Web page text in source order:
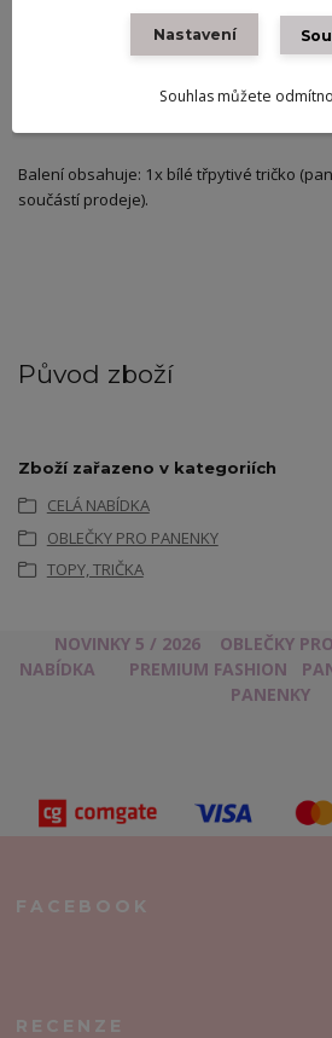
29–30 cm (např. Barbie).
​Balení obsahuje: 1x bílé třpytivé tričko
součástí prodeje).
Původ zboží
Zboží zařazeno v kategoriích
CELÁ NABÍDKA
OBLEČKY PRO PANENKY
TOPY, TRIČKA
NOVINKY 5 / 2026 OBLEČKY
NABÍDKA
PREMIUM FASHION
PANENKY
FACEBOOK
RECENZE
Nastavení
Souhlas můžete